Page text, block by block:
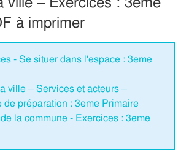
à imprimer
- Se situer dans l'espace : 3eme
ville – Services et acteurs –
préparation : 3eme Primaire
la commune - Exercices : 3eme